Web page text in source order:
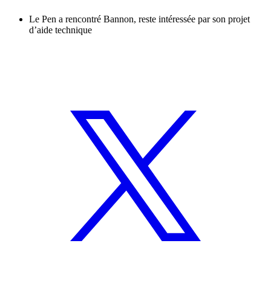
Le Pen a rencontré Bannon, reste intéressée par son projet
d’aide technique